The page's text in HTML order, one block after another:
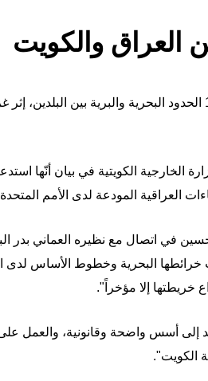
العراق والكويت
الخارجية الكويتية في بيان أنّها
العراقية المودعة لدى الأمم
خريطتها إلا مؤخراً".
إلى أسس واضحة وقانونية، والعمل
الكويت".